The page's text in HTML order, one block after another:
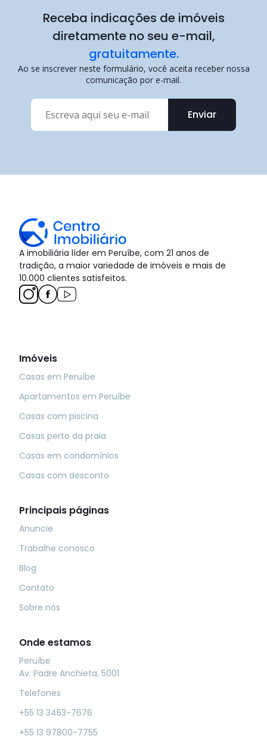
Receba indicações de imóveis
diretamente no seu e-mail,
gratuitamente.
Enviar
Ao se inscrever neste formulário, você aceita receber nossa
comunicação por e-mail.
A imobiliária líder em Peruíbe, com 21 anos de
tradição, a maior variedade de imóveis e mais de
10.000 clientes satisfeitos.
Imóveis
Casas em Peruíbe
Apartamentos em Peruíbe
Casas com piscina
Casas perto da praia
Casas em condomínios
Casas com desconto
Principais páginas
Anuncie
Trabalhe conosco
Blog
Contato
Sobre nós
Onde estamos
Peruíbe
Av. Padre Anchieta, 5001
Telefones
+55 13 3453-7676
+55 13 97800-7755